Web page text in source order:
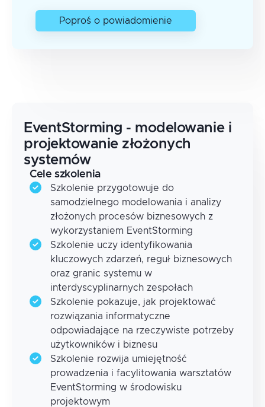
Poproś o powiadomienie
EventStorming - modelowanie i
projektowanie złożonych
systemów
Cele szkolenia
Szkolenie przygotowuje do
samodzielnego modelowania i analizy
złożonych procesów biznesowych z
wykorzystaniem EventStorming
Szkolenie uczy identyfikowania
kluczowych zdarzeń, reguł biznesowych
oraz granic systemu w
interdyscyplinarnych zespołach
Szkolenie pokazuje, jak projektować
rozwiązania informatyczne
odpowiadające na rzeczywiste potrzeby
użytkowników i biznesu
Szkolenie rozwija umiejętność
prowadzenia i facylitowania warsztatów
EventStorming w środowisku
projektowym